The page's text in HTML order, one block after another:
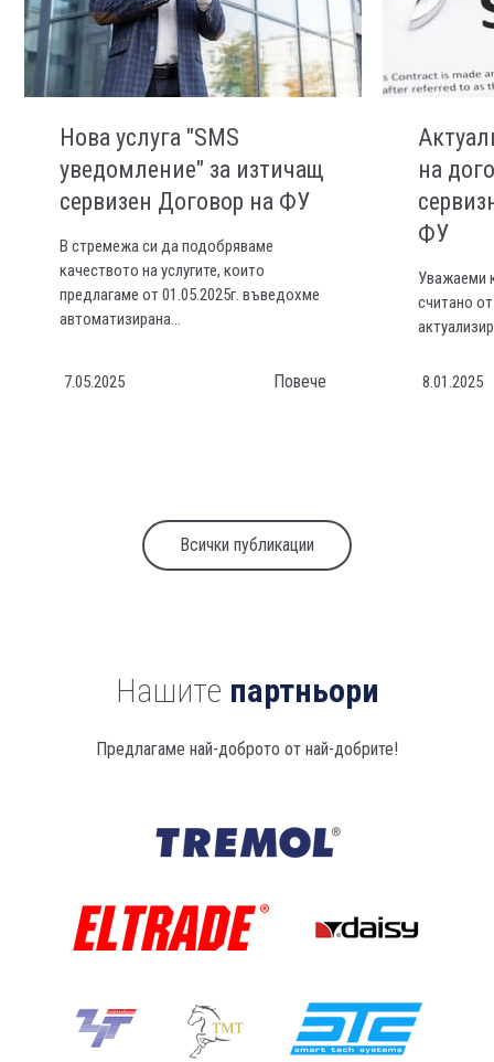
Нова услуга "SMS
уведомление" за изтичащ
сервизен Договор на ФУ
В стремежа си да подобряваме
качеството на услугите, които
предлагаме от 01.05.2025г. въведохме
автоматизирана...
7.05.2025 Повече
на
ФУ
Уважаеми
считано
8.01.2025
Всички публикации
Нашите партньори
Предлагаме най-доброто от най-добрите!